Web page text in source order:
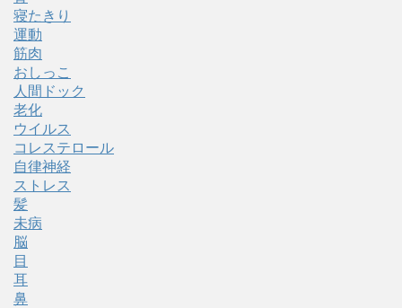
寝たきり
運動
筋肉
おしっこ
人間ドック
老化
ウイルス
コレステロール
自律神経
ストレス
髪
未病
脳
目
耳
鼻